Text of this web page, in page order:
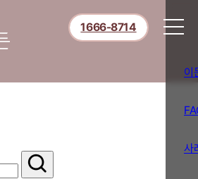
1666-8714
이
사